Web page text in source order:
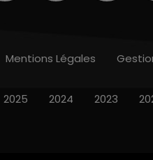
Mentions Légales
2025 2024 2023